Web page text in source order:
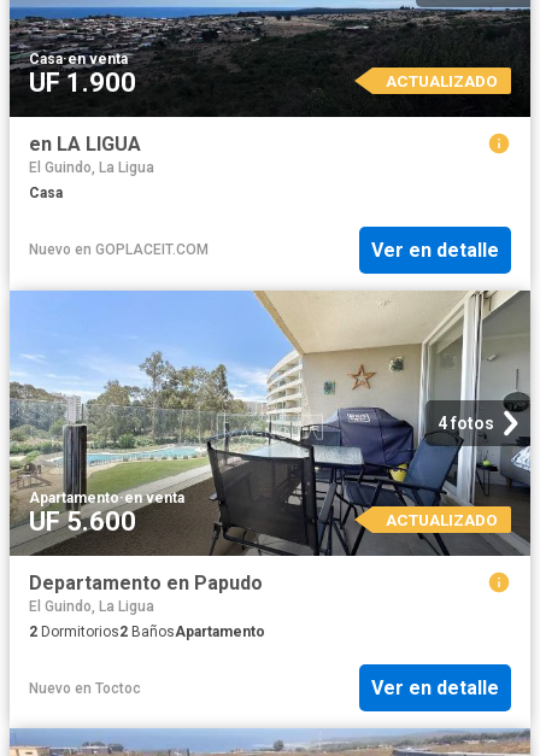
Casa·en venta
UF 1.900 ACTUALIZADO
en LA LIGUA
El Guindo, La Ligua
Casa
Nuevo en GOPLACEIT.COM Ver en detalle
4 fotos
Apartamento·en venta
UF 5.600 ACTUALIZADO
Departamento en Papudo
El Guindo, La Ligua
2 Dormitorios2 BañosApartamento
Nuevo en Toctoc Ver en detalle